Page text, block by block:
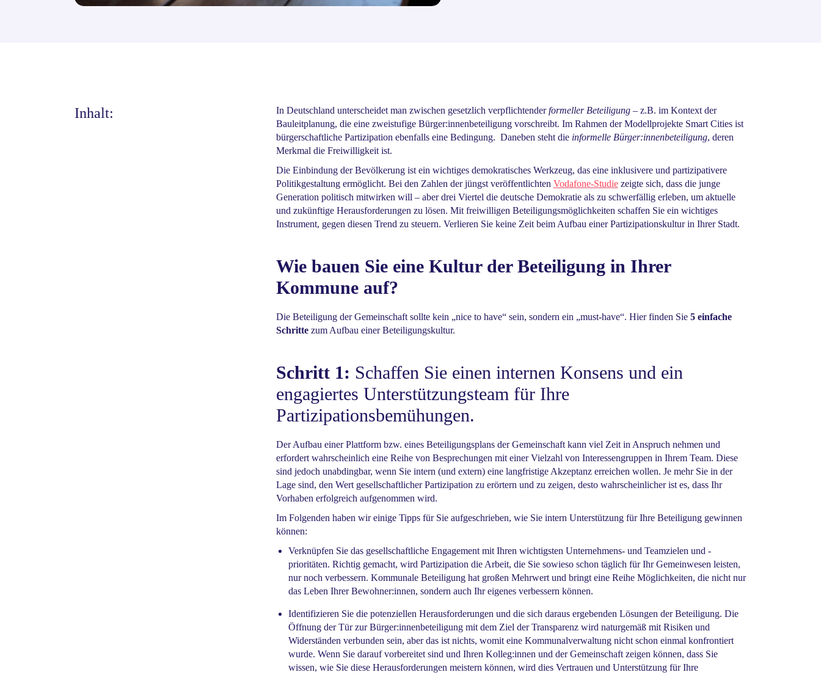
Inhalt: In Deutschland unterscheidet man zwischen gesetzlich verpflichtenderformeller Beteiligung – z.B. im Kontext der
Bauleitplanung, die eine zweistufige Bürger:innenbeteiligung vorschreibt. Im Rahmen der Modellprojekte Smart Cities ist
bürgerschaftliche Partizipation ebenfalls eine Bedingung. Daneben steht die informelle Bürger:innenbeteiligung, deren
Merkmal die Freiwilligkeit ist.
Die Einbindung der Bevölkerung ist ein wichtiges demokratisches Werkzeug, das eine inklusivere und partizipativere
Politikgestaltung ermöglicht. Bei den Zahlen der jüngst veröffentlichten Vodafone-Studie zeigte sich, dass die junge
Generation politisch mitwirken will – aber drei Viertel die deutsche Demokratie als zu schwerfällig erleben, um aktuelle
und zukünftige Herausforderungen zu lösen. Mit freiwilligen Beteiligungsmöglichkeiten schaffen Sie ein wichtiges
Instrument, gegen diesen Trend zu steuern. Verlieren Sie keine Zeit beim Aufbau einer Partizipationskultur in Ihrer Stadt.
Wie bauen Sie eine Kultur der Beteiligung in Ihrer
Kommune auf?
Die Beteiligung der Gemeinschaft sollte kein „nice to have“ sein, sondern ein „must-have“. Hier finden Sie 5 einfache
Schritte zum Aufbau einer Beteiligungskultur.
Schritt 1: Schaffen Sie einen internen Konsens und ein
engagiertes Unterstützungsteam für Ihre
Partizipationsbemühungen.
Der Aufbau einer Plattform bzw. eines Beteiligungsplans der Gemeinschaft kann viel Zeit in Anspruch nehmen und
erfordert wahrscheinlich eine Reihe von Besprechungen mit einer Vielzahl von Interessengruppen in Ihrem Team. Diese
sind jedoch unabdingbar, wenn Sie intern (und extern) eine langfristige Akzeptanz erreichen wollen. Je mehr Sie in der
Lage sind, den Wert gesellschaftlicher Partizipation zu erörtern und zu zeigen, desto wahrscheinlicher ist es, dass Ihr
Vorhaben erfolgreich aufgenommen wird.
Im Folgenden haben wir einige Tipps für Sie aufgeschrieben, wie Sie intern Unterstützung für Ihre Beteiligung gewinnen
können:
Verknüpfen Sie das gesellschaftliche Engagement mit Ihren wichtigsten Unternehmens- und Teamzielen und -
prioritäten. Richtig gemacht, wird Partizipation die Arbeit, die Sie sowieso schon täglich für Ihr Gemeinwesen leisten,
nur noch verbessern. Kommunale Beteiligung hat großen Mehrwert und bringt eine Reihe Möglichkeiten, die nicht nur
das Leben Ihrer Bewohner:innen, sondern auch Ihr eigenes verbessern können.
Identifizieren Sie die potenziellen Herausforderungen und die sich daraus ergebenden Lösungen der Beteiligung. Die
Öffnung der Tür zur Bürger:innenbeteiligung mit dem Ziel der Transparenz wird naturgemäß mit Risiken und
Widerständen verbunden sein, aber das ist nichts, womit eine Kommunalverwaltung nicht schon einmal konfrontiert
wurde. Wenn Sie darauf vorbereitet sind und Ihren Kolleg:innen und der Gemeinschaft zeigen können, dass Sie
wissen, wie Sie diese Herausforderungen meistern können, wird dies Vertrauen und Unterstützung für Ihre